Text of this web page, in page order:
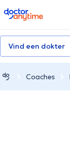
doctoranytime
Vind een dokter
Coaches